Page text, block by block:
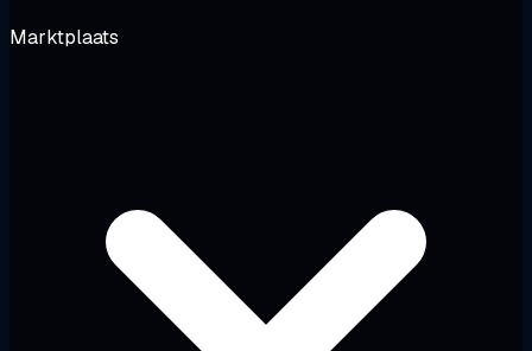
Marktplaats